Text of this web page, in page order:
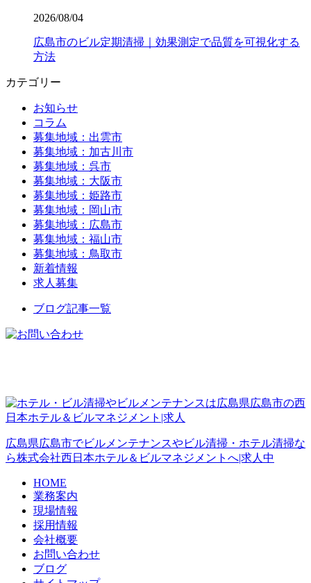
2026/08/04
広島市のビル定期清掃｜効果測定で品質を可視化する
方法
カテゴリー
お知らせ
コラム
募集地域：出雲市
募集地域：加古川市
募集地域：呉市
募集地域：大阪市
募集地域：姫路市
募集地域：岡山市
募集地域：広島市
募集地域：福山市
募集地域：鳥取市
新着情報
求人募集
ブログ記事一覧
広島県広島市でビルメンテナンスやビル清掃・ホテル清掃な
ら株式会社西日本ホテル＆ビルマネジメントへ|求人中
HOME
業務案内
現場情報
採用情報
会社概要
お問い合わせ
ブログ